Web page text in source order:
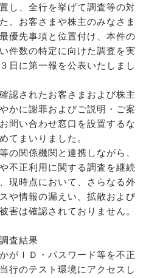
し、全行を挙げて調査等の対
。お客さまや株主のみなさま
優先事項と位置付け、本件の
件数の特定に向けた調査を実
日に第一報を公表いたしまし
認されたお客さまおよび株主
かに謝罪およびご説明・ご案
問い合わせ窓口を設置するな
てまいりました。
の関係機関と連携しながら、
不正利用に関する調査を継続
現時点において、さらなる外
や情報の漏えい、拡散および
害は確認されておりません。
査結果
がＩＤ・パスワード等を不正
行のテスト環境にアクセスし